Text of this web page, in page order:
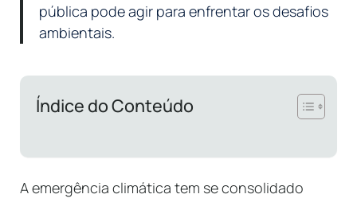
pública pode agir para enfrentar os desafios
ambientais.
Índice do Conteúdo
A emergência climática tem se consolidado